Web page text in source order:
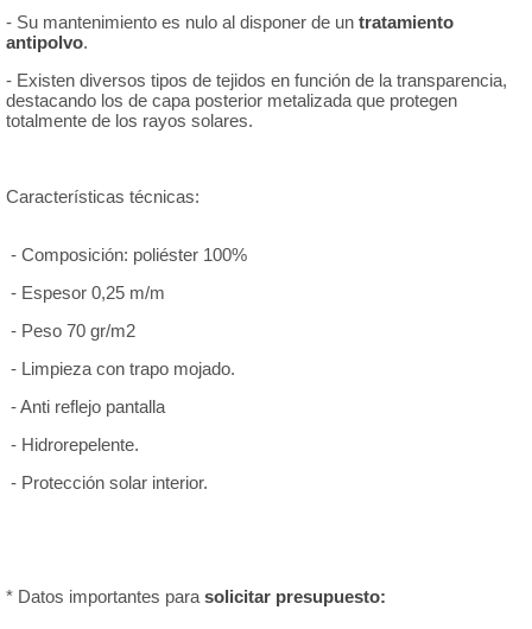
- Su mantenimiento es nulo al disponer de un tratamiento
antipolvo.
- Existen diversos tipos de tejidos en función de la transparencia,
destacando los de capa posterior metalizada que protegen
totalmente de los rayos solares.
Características técnicas:
- Composición: poliéster 100%
- Espesor 0,25 m/m
- Peso 70 gr/m2
- Limpieza con trapo mojado.
- Anti reflejo pantalla
- Hidrorepelente.
- Protección solar interior.
* Datos importantes para solicitar presupuesto: